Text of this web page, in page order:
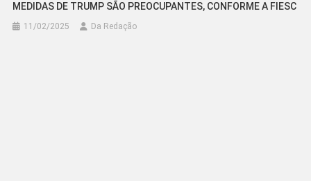
MEDIDAS DE TRUMP SÃO PREOCUPANTES, CONFORME A FIESC
11/02/2025 Da Redação